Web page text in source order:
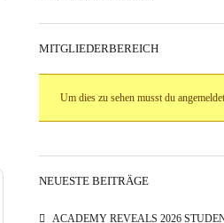
MITGLIEDERBEREICH
Um dies zu sehen musst du
NEUESTE BEITRÄGE
ACADEMY REVEALS 2026